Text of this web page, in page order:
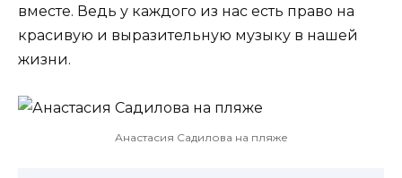
вместе. Ведь у каждого из нас есть право на
красивую и выразительную музыку в нашей
жизни.
Анастасия Садилова на пляже